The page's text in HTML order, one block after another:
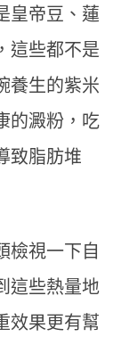
皇帝豆、蓮
這些都不是
養生的紫米
的澱粉，吃
致脂肪堆
檢視一下自
這些熱量地
效果更有幫